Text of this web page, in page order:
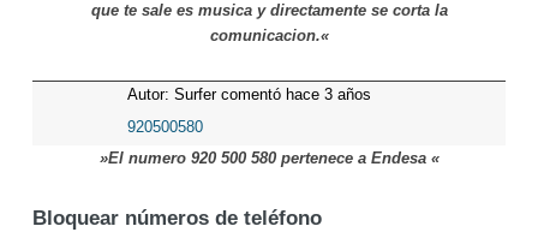
que te sale es musica y directamente se corta la
comunicacion.«
Autor: Surfer comentó hace 3 años
920500580
»El numero 920 500 580 pertenece a Endesa «
Bloquear números de teléfono